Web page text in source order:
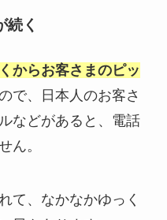
続く
からお客さまのピッ
で、日本人のお客さ
などがあると、電話
ん。
て、なかなかゆっく